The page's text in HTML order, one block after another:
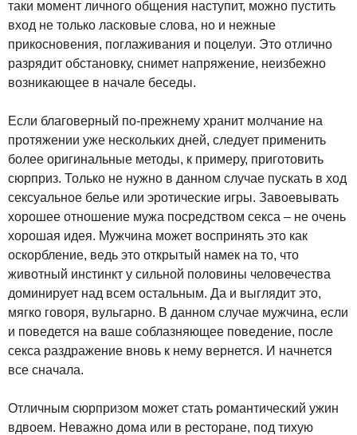
таки момент личного общения наступит, можно пустить
вход не только ласковые слова, но и нежные
прикосновения, поглаживания и поцелуи. Это отлично
разрядит обстановку, снимет напряжение, неизбежно
возникающее в начале беседы.
Если благоверный по-прежнему хранит молчание на
протяжении уже нескольких дней, следует применить
более оригинальные методы, к примеру, приготовить
сюрприз. Только не нужно в данном случае пускать в ход
сексуальное белье или эротические игры. Завоевывать
хорошее отношение мужа посредством секса – не очень
хорошая идея. Мужчина может воспринять это как
оскорбление, ведь это открытый намек на то, что
животный инстинкт у сильной половины человечества
доминирует над всем остальным. Да и выглядит это,
мягко говоря, вульгарно. В данном случае мужчина, если
и поведется на ваше соблазняющее поведение, после
секса раздражение вновь к нему вернется. И начнется
все сначала.
Отличным сюрпризом может стать романтический ужин
вдвоем. Неважно дома или в ресторане, под тихую